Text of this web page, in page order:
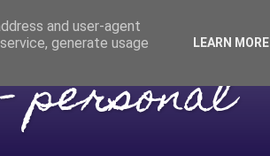
personal
and user-agent
generate usage
LEARN MORE